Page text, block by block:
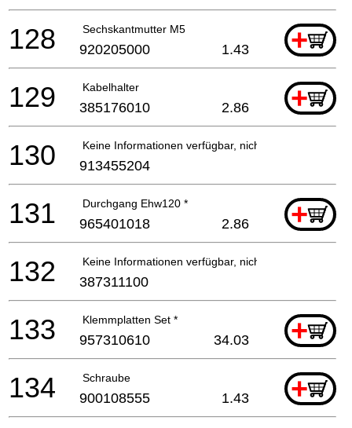
Sechskantmutter M5 +
128 920205000 1.43
Kabelhalter +
129 385176010 2.86
Keine Informationen verfügbar, nicht bestellbar
130 913455204
Durchgang Ehw120 * +
131 965401018 2.86
Keine Informationen verfügbar, nicht bestellbar
132 387311100
Klemmplatten Set * +
133 957310610 34.03
Schraube +
134 900108555 1.43